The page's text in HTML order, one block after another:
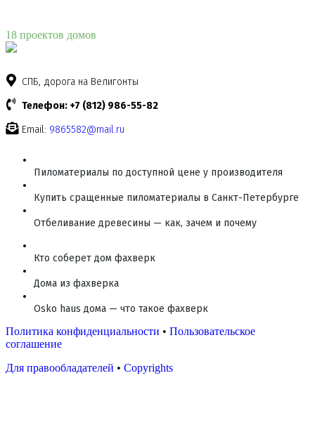
18 проектов домов
СПБ, дорога на Велигонты
Телефон: +7 (812) 986-55-82
Email: 9865582@mail.ru
Пиломатериалы по доступной цене у производителя
Купить сращенные пиломатериалы в Санкт-Петербурге
Отбеливание древесины — как, зачем и почему
Кто соберет дом фахверк
Дома из фахверка
Osko haus дома — что такое фахверк
Политика конфиденциальности • Пользовательское
соглашение
Для правообладателей • Copyrights